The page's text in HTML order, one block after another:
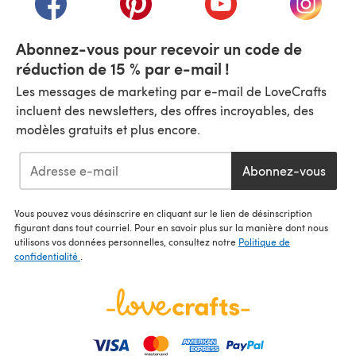
Abonnez-vous pour recevoir un code de
réduction de 15 % par e-mail !
Les messages de marketing par e-mail de LoveCrafts
incluent des newsletters, des offres incroyables, des
modèles gratuits et plus encore.
Abonnez-vous
Vous pouvez vous désinscrire en cliquant sur le lien de désinscription
figurant dans tout courriel. Pour en savoir plus sur la manière dont nous
utilisons vos données personnelles, consultez notre Politique de
confidentialité